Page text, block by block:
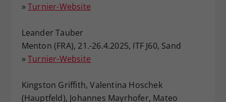
» Turnier-Website
Leander Tauber
Menton (FRA), 21.-26.4.2025, ITF J60, Sand
» Turnier-Website
Kingston Griffith, Valentina Hoschek
(Hauptfeld), Johannes Mayrhofer, Mateo